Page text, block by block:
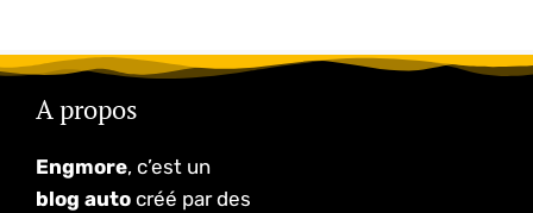
A propos
Engmore, c’est un
blog auto créé par des